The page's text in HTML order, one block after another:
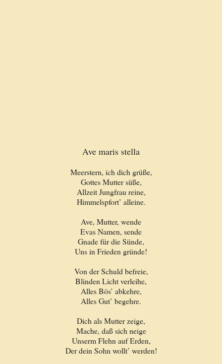
Ave maris stella
Meerstern, ich dich grüße,
Gottes Mutter süße,
Allzeit Jungfrau reine,
Himmelspfort’ alleine.
Ave, Mutter, wende
Evas Namen, sende
Gnade für die Sünde,
Uns in Frieden gründe!
Von der Schuld befreie,
Blinden Licht verleihe,
Alles Bös’ abkehre,
Alles Gut’ begehre.
Dich als Mutter zeige,
Mache, daß sich neige
Unserm Flehn auf Erden,
Der dein Sohn wollt’ werden!